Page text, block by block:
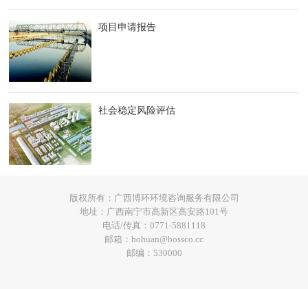
项目申请报告
社会稳定风险评估
版权所有：广西博环环境咨询服务有限公司
地址：广西南宁市高新区高安路101号
电话/传真：0771-5881118
邮箱：bohuan@bossco.cc
邮编：530000